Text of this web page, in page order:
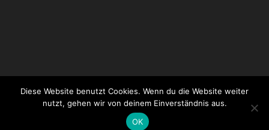
Impressum Datenschutzerklärung
Login CityChurch
Login WordPress
Diese Website benutzt Cookies. Wenn du die Website weiter
nutzt, gehen wir von deinem Einverständnis aus.
OK